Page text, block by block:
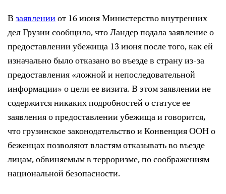
Взаявленииот 16 июня Министерство внутренних
дел Грузии сообщило, что Ландер подала заявление о
предоставлении убежища 13 июня после того, как ей
изначально было отказано во въезде в страну из-за
предоставления «ложной и непоследовательной
информации» о цели ее визита. В этом заявлении не
содержится никаких подробностей о статусе ее
заявления о предоставлении убежища и говорится,
что грузинское законодательство и Конвенция ООН о
беженцах позволяют властям отказывать во въезде
лицам, обвиняемым в терроризме, по соображениям
национальной безопасности.